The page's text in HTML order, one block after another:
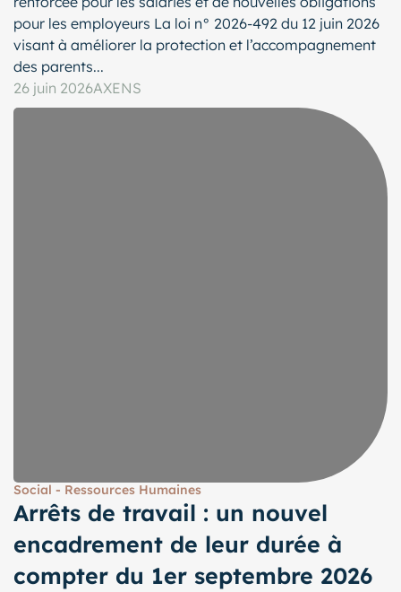
pour les employeurs La loi n° 2026-492 du 12 juin 2026
visant à améliorer la protection et l’accompagnement
des parents...
26 juin 2026AXENS
Social - Ressources Humaines
Arrêts de travail : un nouvel
encadrement de leur durée à
compter du 1er septembre 2026